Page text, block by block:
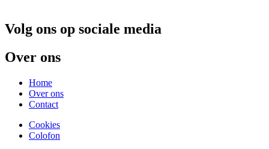
Volg ons op sociale media
Over ons
Home
Over ons
Contact
Cookies
Colofon